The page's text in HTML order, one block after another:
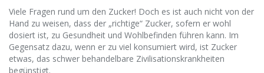
Viele Fragen rund um den Zucker! Doch es ist auch nicht von der
Hand zu weisen, dass der „richtige“ Zucker, sofern er wohl
dosiert ist, zu Gesundheit und Wohlbefinden führen kann. Im
Gegensatz dazu, wenn er zu viel konsumiert wird, ist Zucker
etwas, das schwer behandelbare Zivilisationskrankheiten
begünstigt.